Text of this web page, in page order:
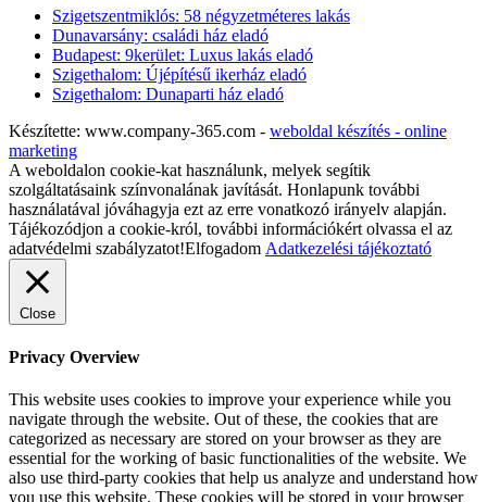
Szigetszentmiklós: 58 négyzetméteres lakás
Dunavarsány: családi ház eladó
Budapest: 9kerület: Luxus lakás eladó
Szigethalom: Újépítésű ikerház eladó
Szigethalom: Dunaparti ház eladó
Készítette: www.company-365.com - weboldal készítés - online
marketing
A weboldalon cookie-kat használunk, melyek segítik
szolgáltatásaink színvonalának javítását. Honlapunk további
használatával jóváhagyja ezt az erre vonatkozó irányelv alapján.
Tájékozódjon a cookie-król, további információkért olvassa el az
adatvédelmi szabályzatot!Elfogadom Adatkezelési tájékoztató
Close
Privacy Overview
This website uses cookies to improve your experience while you
navigate through the website. Out of these, the cookies that are
categorized as necessary are stored on your browser as they are
essential for the working of basic functionalities of the website. We
also use third-party cookies that help us analyze and understand how
you use this website. These cookies will be stored in your browser